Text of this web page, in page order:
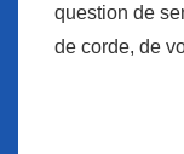
question de
de corde, de